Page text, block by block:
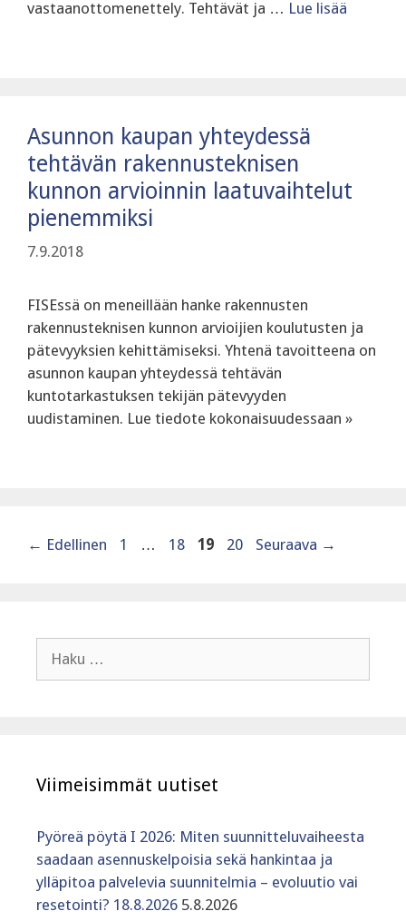
vastaanottomenettely. Tehtävät ja … Lue lisää
Asunnon kaupan yhteydessä
tehtävän rakennusteknisen
kunnon arvioinnin laatuvaihtelut
pienemmiksi
7.9.2018
FISEssä on meneillään hanke rakennusten
rakennusteknisen kunnon arvioijien koulutusten ja
pätevyyksien kehittämiseksi. Yhtenä tavoitteena on
asunnon kaupan yhteydessä tehtävän
kuntotarkastuksen tekijän pätevyyden
uudistaminen. Lue tiedote kokonaisuudessaan »
← Edellinen Sivu
1 … Sivu
18 Sivu
19 Sivu
20 Seuraava →
Viimeisimmät uutiset
Pyöreä pöytä I 2026: Miten suunnitteluvaiheesta
saadaan asennuskelpoisia sekä hankintaa ja
ylläpitoa palvelevia suunnitelmia – evoluutio vai
resetointi? 18.8.2026 5.8.2026